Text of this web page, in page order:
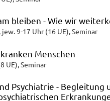
bleiben - Wie wir
9-17 Uhr (16 UE), Seminar
Menschen
UE), Seminar
Psychiatrie -